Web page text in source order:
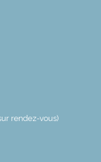
rendez-vous)